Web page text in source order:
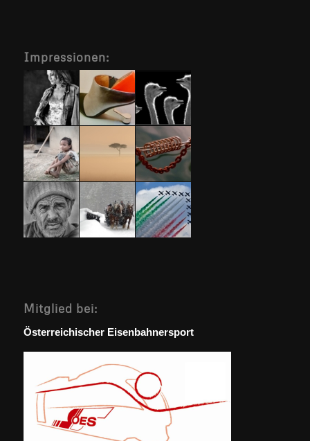
Impressionen:
Mitglied bei:
Österreichischer Eisenbahnersport